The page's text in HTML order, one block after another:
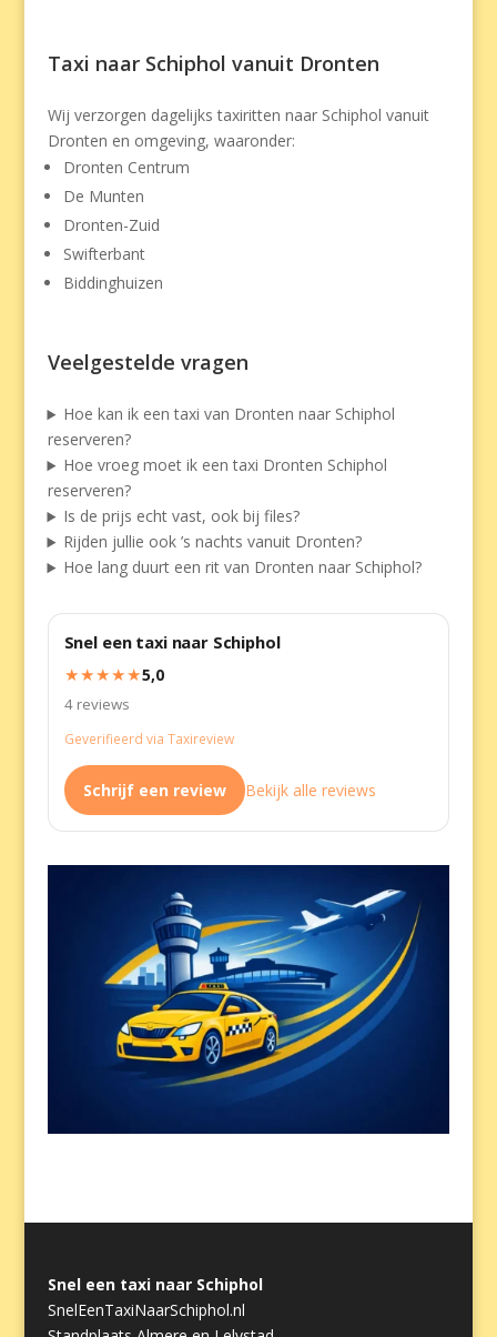
Taxi naar Schiphol vanuit Dronten
Wij verzorgen dagelijks taxiritten naar Schiphol vanuit
Dronten en omgeving, waaronder:
Dronten Centrum
De Munten
Dronten-Zuid
Swifterbant
Biddinghuizen
Veelgestelde vragen
Hoe kan ik een taxi van Dronten naar Schiphol
reserveren?
Hoe vroeg moet ik een taxi Dronten Schiphol
reserveren?
Is de prijs echt vast, ook bij files?
Rijden jullie ook ’s nachts vanuit Dronten?
Hoe lang duurt een rit van Dronten naar Schiphol?
Snel een taxi naar Schiphol
★★★★★5,0
4 reviews
Geverifieerd via Taxireview
Schrijf een review Bekijk alle reviews
Snel een taxi naar Schiphol
SnelEenTaxiNaarSchiphol.nl